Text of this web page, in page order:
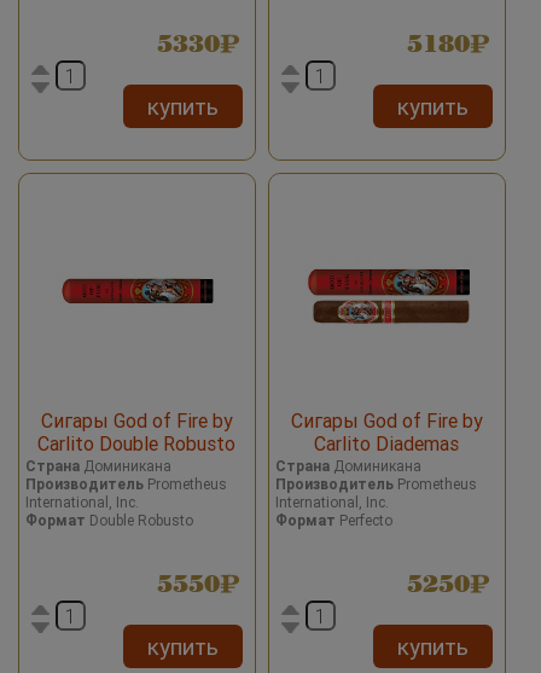
5330
купить
5180
купить
Сигары God of Fire by
Carlito Double Robusto
Tubos
Страна Доминикана
Производитель Prometheus
International, Inc.
Формат Double Robusto
5550
купить
Сигары God of Fire by
Carlito Diademas
СтранаДоминикана
ПроизводительPrometheus
International, Inc.
Формат Perfecto
5250
купить